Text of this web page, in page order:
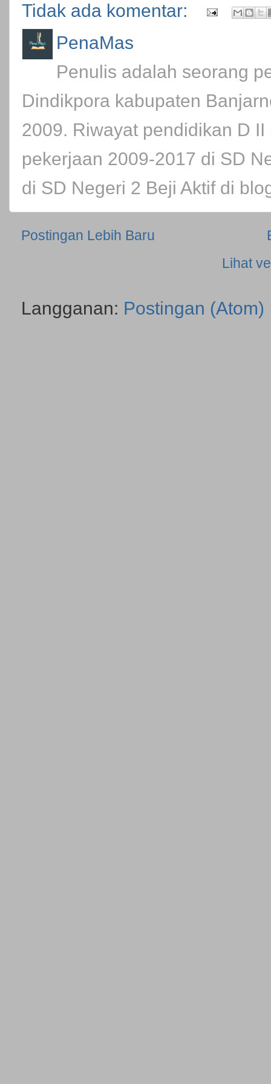
Tidak ada komentar:
PenaMas
Penulis adalah seorang
Dindikpora kabupaten
2009. Riwayat pendidikan D
pekerjaan 2009-2017 di SD
di SD Negeri 2 Beji Aktif di
Postingan Lebih Baru
Lihat
Langganan: Postingan (Atom)